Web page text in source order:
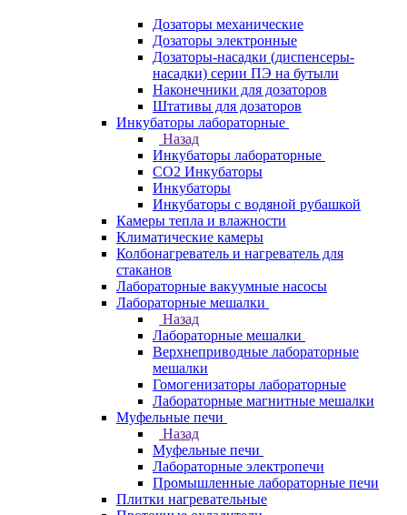
Дозаторы механические
Дозаторы электронные
Дозаторы-насадки (диспенсеры-
насадки) серии ПЭ на бутыли
Наконечники для дозаторов
Штативы для дозаторов
Инкубаторы лабораторные
Назад
Инкубаторы лабораторные
CO2 Инкубаторы
Инкубаторы
Инкубаторы с водяной рубашкой
Камеры тепла и влажности
Климатические камеры
Колбонагреватель и нагреватель для
стаканов
Лабораторные вакуумные насосы
Лабораторные мешалки
Назад
Лабораторные мешалки
Верхнеприводные лабораторные
мешалки
Гомогенизаторы лабораторные
Лабораторные магнитные мешалки
Муфельные печи
Назад
Муфельные печи
Лабораторные электропечи
Промышленные лабораторные печи
Плитки нагревательные